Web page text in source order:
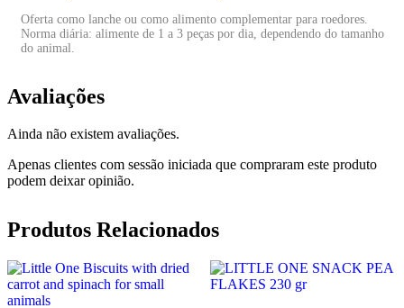
Oferta como lanche ou como alimento complementar para roedores.
Norma diária: alimente de 1 a 3 peças por dia, dependendo do tamanho
do animal.
Avaliações
Ainda não existem avaliações.
Apenas clientes com sessão iniciada que compraram este produto
podem deixar opinião.
Produtos Relacionados